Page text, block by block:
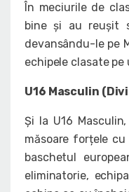
În meciurile de
bine și au reușit
devansându-le pe
echipele clasate pe
U16 Masculin
Și la U16
măsoare forțele
baschetul
eliminatorie,